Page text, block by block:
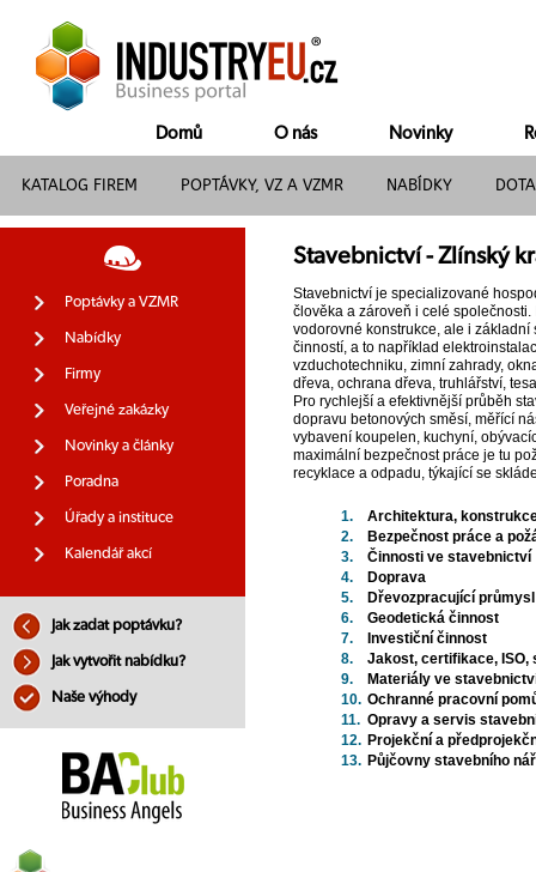
Domů O nás Novinky
KATALOG FIREM POPTÁVKY, VZ A VZMR NABÍDKY
Poptávky a VZMR
Nabídky
Firmy
Veřejné zakázky
Novinky a články
Poradna
Úřady a instituce
Kalendář akcí
Jak zadat poptávku?
Jak vytvořit nabídku?
Naše výhody
Stavebnictví - Zlínský
Stavebnictví je specializované
člověka a zároveň i celé
vodorovné konstrukce, ale i
činností, a to například
vzduchotechniku, zimní zahrady,
dřeva, ochrana dřeva, truhlářství,
Pro rychlejší a efektivnější průběh
dopravu betonových směsí, měřící
vybavení koupelen, kuchyní,
maximální bezpečnost práce je tu
recyklace a odpadu, týkající se
1.
Architektura,
2.
Bezpečnost práce a
3.
Činnosti ve stavebnictví
4.
Doprava
5.
Dřevozpracující
6.
Geodetická činnost
7.
Investiční činnost
8.
Jakost, certifikace, ISO,
9.
Materiály ve
10. Ochranné pracovní
11. Opravy a servis
12. Projekční a
13. Půjčovny stavebního